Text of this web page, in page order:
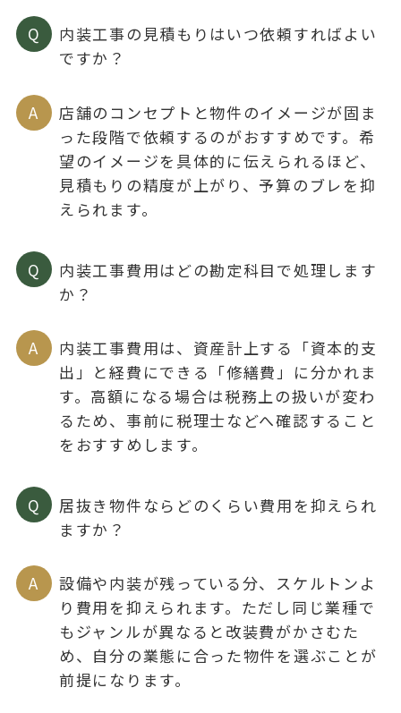
Q
内装工事の見積もりはいつ依頼すればよい
ですか？
A
店舗のコンセプトと物件のイメージが固ま
った段階で依頼するのがおすすめです。希
望のイメージを具体的に伝えられるほど、
見積もりの精度が上がり、予算のブレを抑
えられます。
Q
内装工事費用はどの勘定科目で処理します
か？
A
内装工事費用は、資産計上する「資本的支
出」と経費にできる「修繕費」に分かれま
す。高額になる場合は税務上の扱いが変わ
るため、事前に税理士などへ確認すること
をおすすめします。
Q
居抜き物件ならどのくらい費用を抑えられ
ますか？
A
設備や内装が残っている分、スケルトンよ
り費用を抑えられます。ただし同じ業種で
もジャンルが異なると改装費がかさむた
め、自分の業態に合った物件を選ぶことが
前提になります。